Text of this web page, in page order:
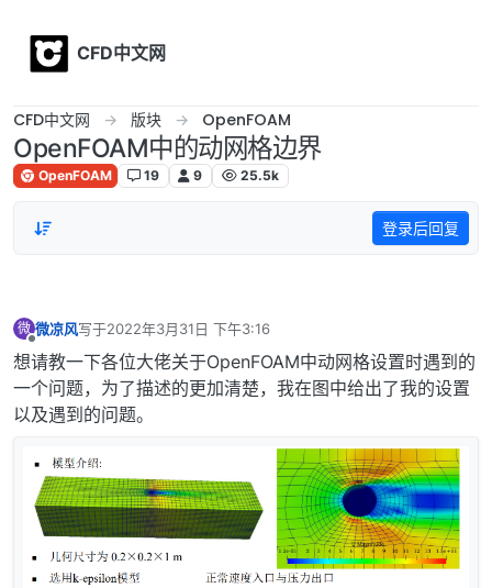
CFD中文网
CFD中文网 版块 OpenFOAM
OpenFOAM中的动网格边界
OpenFOAM 19 9 25.5k
登录后回复
微
离线
微凉风写于2022年3月31日 下午3:16
最后由 编辑
想请教一下各位大佬关于OpenFOAM中动网格设置时遇到的
一个问题，为了描述的更加清楚，我在图中给出了我的设置
以及遇到的问题。